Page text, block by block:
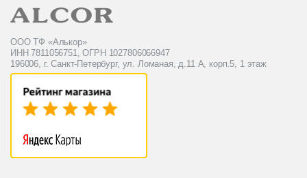
ООО ТФ «Алькор»
ИНН 7811056751, ОГРН 1027806066947
196006, г. Санкт-Петербург, ул. Ломаная, д.11 А, корп.5, 1 этаж